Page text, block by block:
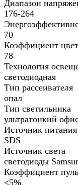
Диапазон
176-264
70
Коэффициент
78
Технология
светодиодная
Тип рассеивателя
опал
Тип светильника
ультратонкий
Источник
SDS
Источник света
светодиоды
Коэффициент
<5%